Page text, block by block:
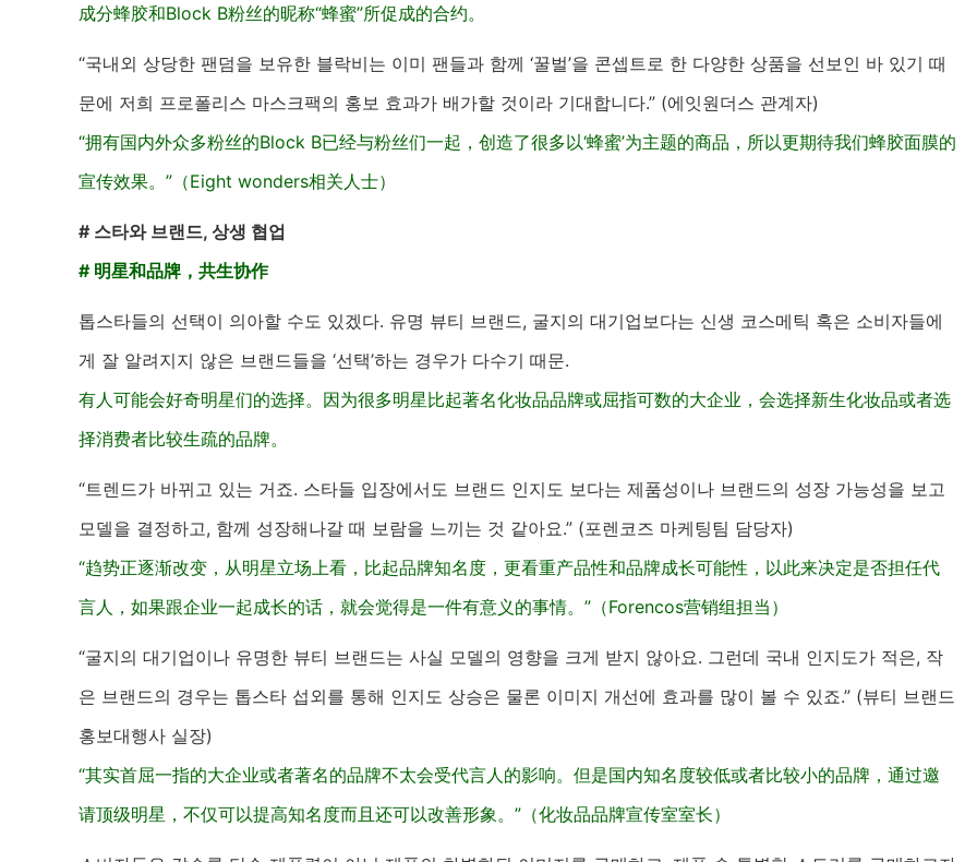
成分蜂胶和Block B粉丝的昵称“蜂蜜”所促成的合约。
“국내외 상당한 팬덤을 보유한 블락비는 이미 팬들과 함께 ‘꿀벌’을 콘셉트로 한 다양한 상품을 선보인 바 있기 때
문에 저희 프로폴리스 마스크팩의 홍보 효과가 배가할 것이라 기대합니다.” (에잇원더스 관계자)
“拥有国内外众多粉丝的Block B已经与粉丝们一起，创造了很多以‘蜂蜜’为主题的商品，所以更期待我们蜂胶面膜的
宣传效果。”（Eight wonders相关人士）
# 스타와 브랜드, 상생 협업
# 明星和品牌，共生协作
톱스타들의 선택이 의아할 수도 있겠다. 유명 뷰티 브랜드, 굴지의 대기업보다는 신생 코스메틱 혹은 소비자들에
게 잘 알려지지 않은 브랜드들을 ‘선택’하는 경우가 다수기 때문.
有人可能会好奇明星们的选择。因为很多明星比起著名化妆品品牌或屈指可数的大企业，会选择新生化妆品或者选
择消费者比较生疏的品牌。
“트렌드가 바뀌고 있는 거죠. 스타들 입장에서도 브랜드 인지도 보다는 제품성이나 브랜드의 성장 가능성을 보고
모델을 결정하고, 함께 성장해나갈 때 보람을 느끼는 것 같아요.” (포렌코즈 마케팅팀 담당자)
“趋势正逐渐改变，从明星立场上看，比起品牌知名度，更看重产品性和品牌成长可能性，以此来决定是否担任代
言人，如果跟企业一起成长的话，就会觉得是一件有意义的事情。”（Forencos营销组担当）
“굴지의 대기업이나 유명한 뷰티 브랜드는 사실 모델의 영향을 크게 받지 않아요. 그런데 국내 인지도가 적은, 작
은 브랜드의 경우는 톱스타 섭외를 통해 인지도 상승은 물론 이미지 개선에 효과를 많이 볼 수 있죠.” (뷰티 브랜드
홍보대행사 실장)
“其实首屈一指的大企业或者著名的品牌不太会受代言人的影响。但是国内知名度较低或者比较小的品牌，通过邀
请顶级明星，不仅可以提高知名度而且还可以改善形象。”（化妆品品牌宣传室室长）